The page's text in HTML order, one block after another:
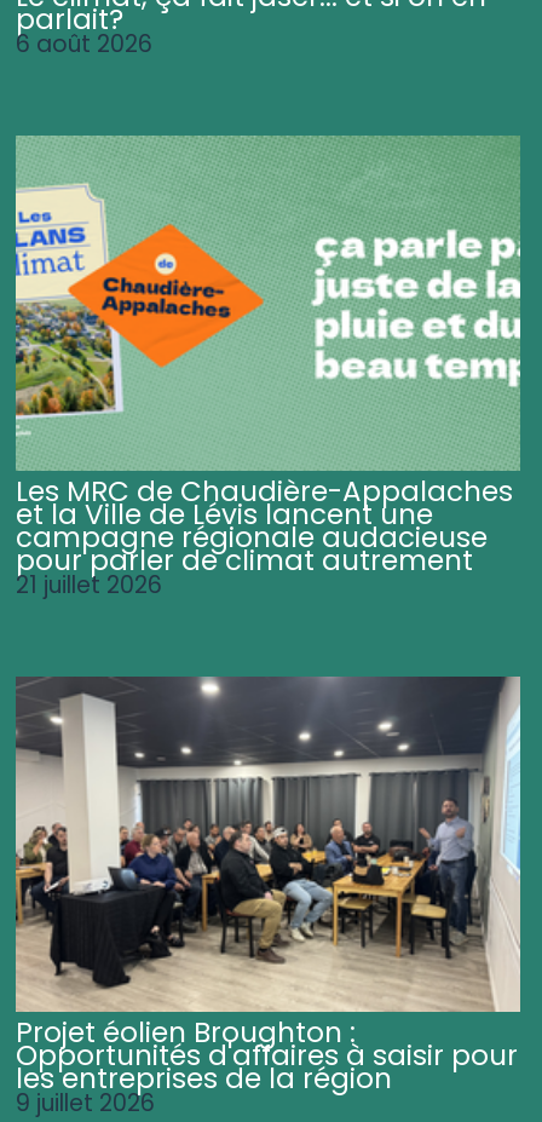
parlait?
6 août 2026
Les MRC de Chaudière-Appalaches
et la Ville de Lévis lancent une
campagne régionale audacieuse
pour parler de climat autrement
21 juillet 2026
Projet éolien Broughton :
Opportunités d'affaires à saisir pour
les entreprises de la région
9 juillet 2026